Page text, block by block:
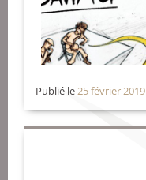
Publié le25 février 2019